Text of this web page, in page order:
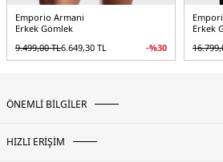
Emporio Armani
Erkek Gömlek
9.499,00TL6.649,30 TL -%30
Erkek
ÖNEMLİ BİLGİLER
HIZLI ERİŞİM